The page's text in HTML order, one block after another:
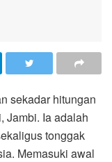
sekadar hitungan
Jambi. Ia adalah
tonggak
Memasuki awal